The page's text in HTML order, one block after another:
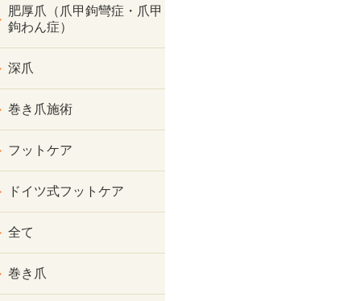
肥厚爪（爪甲鉤彎症・爪甲
鉤わん症）
深爪
巻き爪施術
フットケア
ドイツ式フットケア
全て
巻き爪